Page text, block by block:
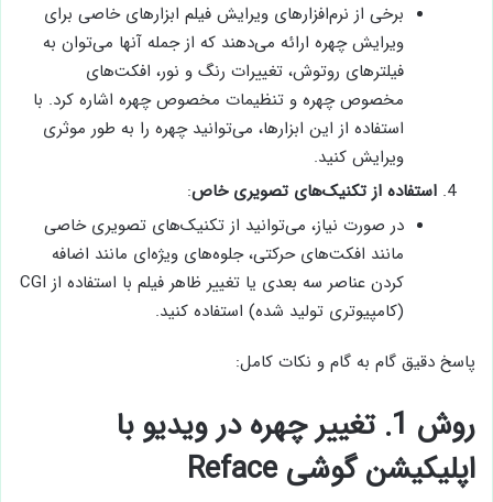
برخی از نرم‌افزارهای ویرایش فیلم ابزارهای خاصی برای
ویرایش چهره ارائه می‌دهند که از جمله آنها می‌توان به
فیلترهای روتوش، تغییرات رنگ و نور، افکت‌های
مخصوص چهره و تنظیمات مخصوص چهره اشاره کرد. با
استفاده از این ابزارها، می‌توانید چهره را به طور موثری
ویرایش کنید.
استفاده از تکنیک‌های تصویری خاص:
در صورت نیاز، می‌توانید از تکنیک‌های تصویری خاصی
مانند افکت‌های حرکتی، جلوه‌های ویژه‌ای مانند اضافه
کردن عناصر سه بعدی یا تغییر ظاهر فیلم با استفاده از CGI
(کامپیوتری تولید شده) استفاده کنید.
پاسخ دقیق گام به گام و نکات کامل:
روش 1. تغییر چهره در ویدیو با
اپلیکیشن گوشی Reface